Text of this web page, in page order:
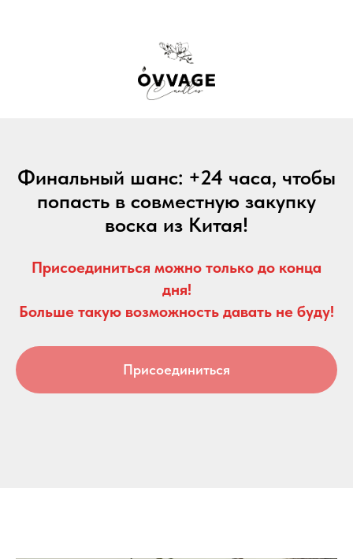
Финальный шанс: +24 часа, чтобы
попасть в совместную закупку
воска из Китая!
Присоединиться можно только до конца
дня!
Больше такую возможность давать не буду!
Присоединиться